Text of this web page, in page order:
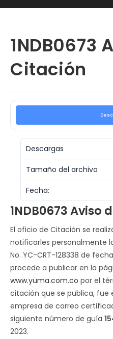
1NDB0673
Citación
Descargas
Tamaño del archivo
Fecha:
1NDB0673 Aviso
El oficio de Citación se
notificarles personalmente
No. YC-CRT-128338 de
procede a publicar en la
www.yuma.com.co por el
citación que se publica, fue
empresa de correo
siguiente número de guía
2023.